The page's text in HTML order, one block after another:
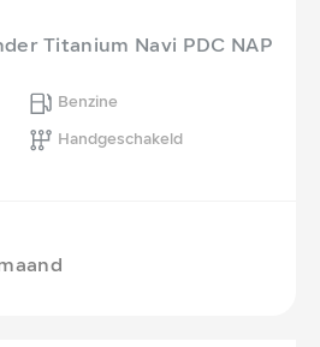
Titanium Navi PDC NAP
Benzine
Handgeschakeld